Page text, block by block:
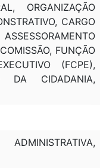
ORGANIZAÇÃO
CARGO
FUNÇÃO
(FCPE),
DA CIDADANIA,